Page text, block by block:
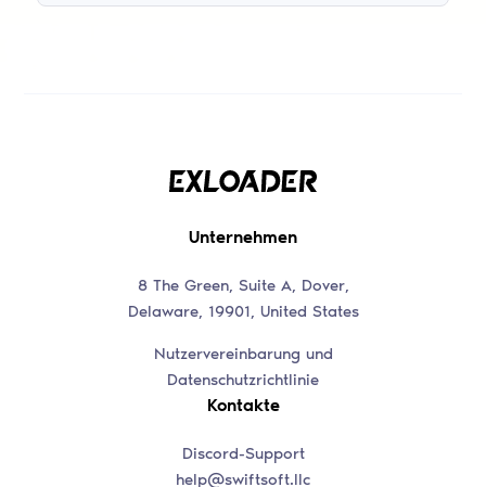
Unternehmen
8 The Green, Suite A, Dover,
Delaware, 19901, United States
Nutzervereinbarung und
Datenschutzrichtlinie
Kontakte
Discord-Support
help@swiftsoft.llc